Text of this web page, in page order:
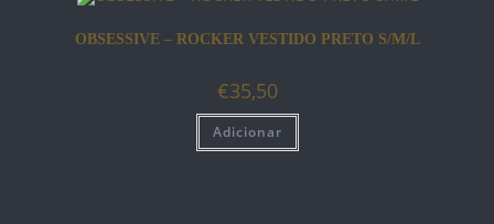
OBSESSIVE – ROCKER VESTIDO PRETO S/M/L
€35,50
Adicionar